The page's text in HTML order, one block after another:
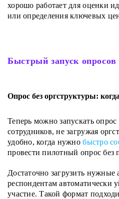
хорошо работает для оценки
или определения ключевых
Быстрый запуск опросов
Опрос без оргструктуры:
Теперь можно запускать
сотрудников, не загружая
удобно, когда нужнобыстро
провести пилотный опрос без
Достаточно загрузить нужные
респондентам автоматически
участие. Такой формат